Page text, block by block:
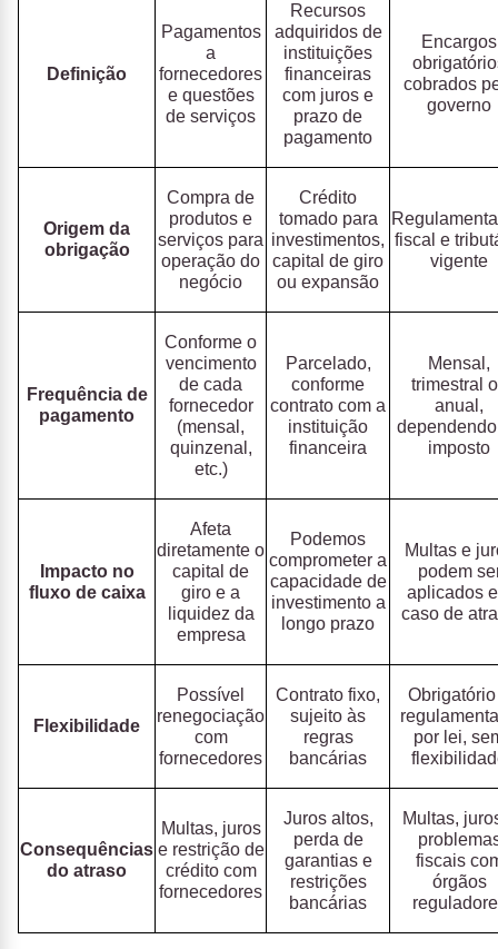
Definição
Pagamentos
a
fornecedores
e questões
de serviços
Recursos
adquiridos de
instituições
financeiras
com juros e
prazo de
pagamento
Encargos
cobrados
governo
Origem da
obrigação
Compra de
produtos e
serviços para
operação do
negócio
Crédito
tomado para
investimentos,
capital de giro
ou expansão
fiscal e
vigente
Frequência de
pagamento
Conforme o
vencimento
de cada
fornecedor
(mensal,
quinzenal,
etc.)
Parcelado,
conforme
contrato com a
instituição
financeira
Mensal,
trimestral
anual,
imposto
Impacto no
fluxo de caixa
Afeta
diretamente o
capital de
giro e a
liquidez da
empresa
Podemos
comprometer a
capacidade de
investimento a
longo prazo
Multas e
podem
aplicados
caso de
Flexibilidade
Possível
renegociação
com
fornecedores
Contrato fixo,
sujeito às
regras
bancárias
por lei,
Consequências
do atraso
Multas, juros
e restrição de
crédito com
fornecedores
Juros altos,
perda de
garantias e
restrições
bancárias
Multas,
fiscais
órgãos